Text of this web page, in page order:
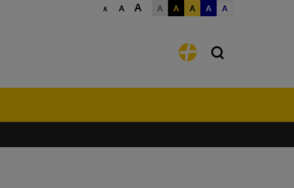
A A A A A A A A